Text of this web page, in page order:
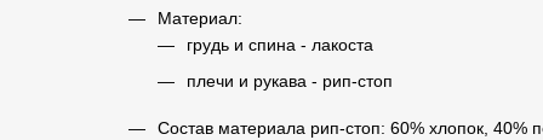
Материал:
грудь и спина - лакоста
плечи и рукава - рип-стоп
Состав материала рип-стоп: 60% хлопок, 40%